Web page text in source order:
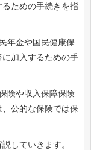
ための手続きを指
年金や国民健康保
加入するための手
険や収入保障保険
公的な保険では保
していきます。